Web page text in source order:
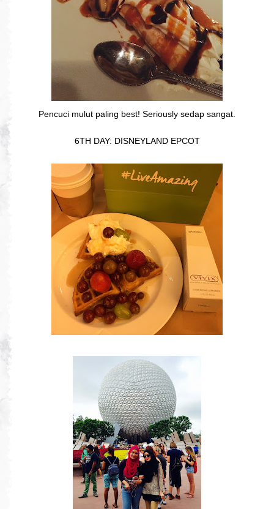
Pencuci mulut paling best! Seriously sedap sangat.
6TH DAY: DISNEYLAND EPCOT